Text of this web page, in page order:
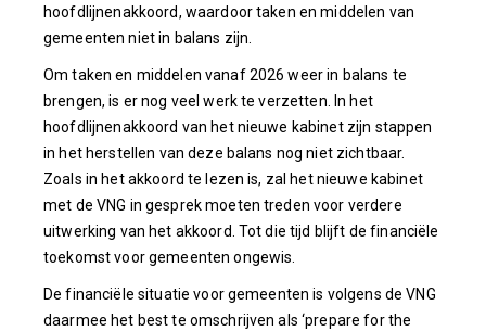
hoofdlijnenakkoord, waardoor taken en middelen van
gemeenten niet in balans zijn.
Om taken en middelen vanaf 2026 weer in balans te
brengen, is er nog veel werk te verzetten. In het
hoofdlijnenakkoord van het nieuwe kabinet zijn stappen
in het herstellen van deze balans nog niet zichtbaar.
Zoals in het akkoord te lezen is, zal het nieuwe kabinet
met de VNG in gesprek moeten treden voor verdere
uitwerking van het akkoord. Tot die tijd blijft de financiële
toekomst voor gemeenten ongewis.
De financiële situatie voor gemeenten is volgens de VNG
daarmee het best te omschrijven als ‘prepare for the